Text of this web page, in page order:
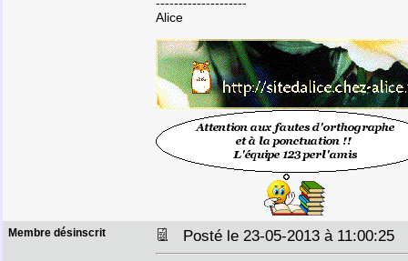
Alice
Membre désinscrit Posté le 23-05-2013 à 11:00:25